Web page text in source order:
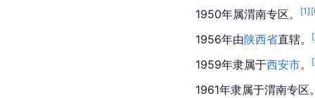
1950年属渭南专区。 [1] [
1956年由陕西省直辖。 [
1959年隶属于西安市。 [
1961年隶属于渭南专区